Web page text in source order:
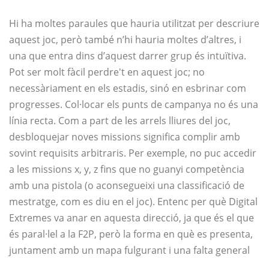
Hi ha moltes paraules que hauria utilitzat per descriure
aquest joc, però també n’hi hauria moltes d’altres, i
una que entra dins d’aquest darrer grup és intuïtiva.
Pot ser molt fàcil perdre't en aquest joc; no
necessàriament en els estadis, sinó en esbrinar com
progresses. Col·locar els punts de campanya no és una
línia recta. Com a part de les arrels lliures del joc,
desbloquejar noves missions significa complir amb
sovint requisits arbitraris. Per exemple, no puc accedir
a les missions x, y, z fins que no guanyi competència
amb una pistola (o aconsegueixi una classificació de
mestratge, com es diu en el joc). Entenc per què Digital
Extremes va anar en aquesta direcció, ja que és el que
és paral·lel a la F2P, però la forma en què es presenta,
juntament amb un mapa fulgurant i una falta general